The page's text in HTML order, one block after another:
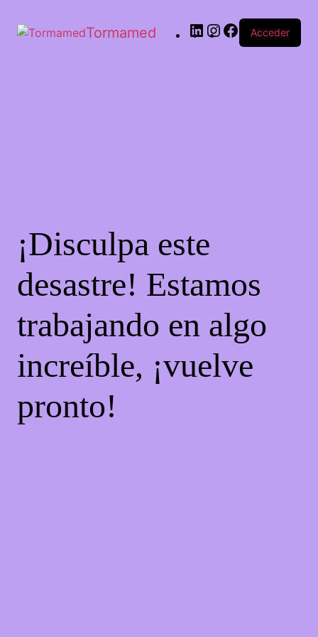
Tormamed Acceder
¡Disculpa este
desastre! Estamos
trabajando en algo
increíble, ¡vuelve
pronto!